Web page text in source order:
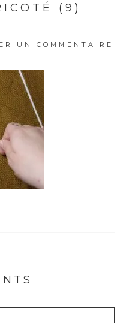
(9)
UN COMMENTAIRE